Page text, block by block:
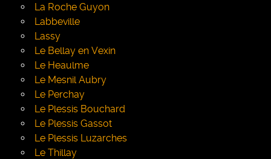
La Roche Guyon
Labbeville
Lassy
Le Bellay en Vexin
Le Heaulme
Le Mesnil Aubry
Le Perchay
Le Plessis Bouchard
Le Plessis Gassot
Le Plessis Luzarches
Le Thillay